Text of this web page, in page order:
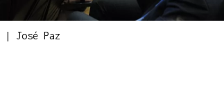
| José Paz